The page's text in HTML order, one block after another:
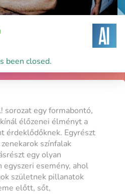
been closed.
sorozat egy formabontó,
élőzenei élményt a
érdeklődőknek. Egyrészt
színfalak
egy olyan
esemény, ahol
születnek pillanatok
előtt, sőt,